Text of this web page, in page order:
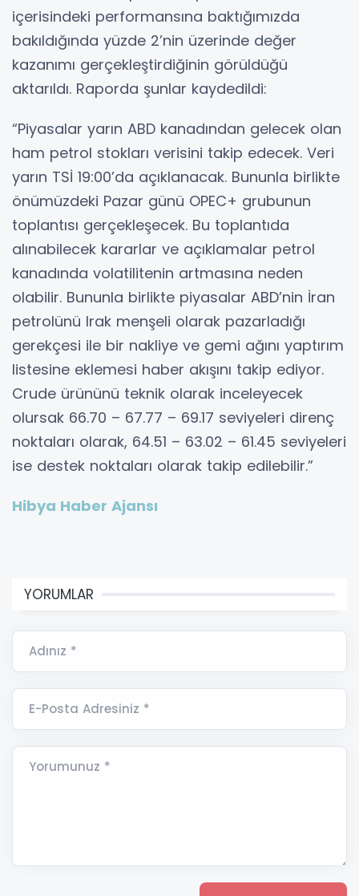
içerisindeki performansına baktığımızda
bakıldığında yüzde 2’nin üzerinde değer
kazanımı gerçekleştirdiğinin görüldüğü
aktarıldı. Raporda şunlar kaydedildi:
“Piyasalar yarın ABD kanadından gelecek olan
ham petrol stokları verisini takip edecek. Veri
yarın TSİ 19:00’da açıklanacak. Bununla birlikte
önümüzdeki Pazar günü OPEC+ grubunun
toplantısı gerçekleşecek. Bu toplantıda
alınabilecek kararlar ve açıklamalar petrol
kanadında volatilitenin artmasına neden
olabilir. Bununla birlikte piyasalar ABD’nin İran
petrolünü Irak menşeli olarak pazarladığı
gerekçesi ile bir nakliye ve gemi ağını yaptırım
listesine eklemesi haber akışını takip ediyor.
Crude ürününü teknik olarak inceleyecek
olursak 66.70 – 67.77 – 69.17 seviyeleri direnç
noktaları olarak, 64.51 – 63.02 – 61.45 seviyeleri
ise destek noktaları olarak takip edilebilir.”
Hibya Haber Ajansı
YORUMLAR
Adınız *
E-Posta Adresiniz *
Yorumunuz *